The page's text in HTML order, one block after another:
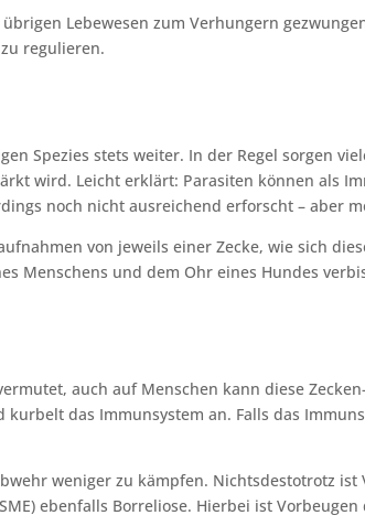
Lebewesen zum Verhungern
regulieren.
Spezies stets weiter. In der Regel sorgen
wird. Leicht erklärt: Parasiten können als
noch nicht ausreichend erforscht – aber
auch auf Menschen kann diese
kurbelt das Immunsystem an. Falls das
weniger zu kämpfen. Nichtsdestotrotz
ebenfalls Borreliose. Hierbei ist